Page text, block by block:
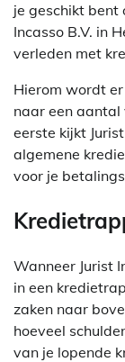
je geschikt bent
Incasso B.V. in
verleden met
Hierom wordt er
naar een aantal
eerste kijkt
algemene
voor je
Wanneer Jurist
in een
zaken naar
hoeveel
van je lopende